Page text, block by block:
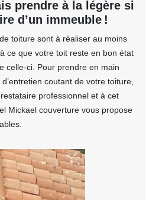
prendre à la légère si
d’un immeuble !
toiture sont à réaliser au moins
ce que votre toit reste en bon état
celle-ci. Pour prendre en main
coutant de votre toiture,
professionnel et à cet
Mickael couverture vous propose